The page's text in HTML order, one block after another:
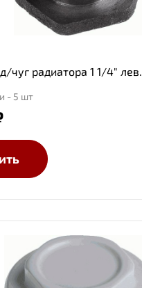
чуг радиатора 1 1/4" лев.
- 5 шт